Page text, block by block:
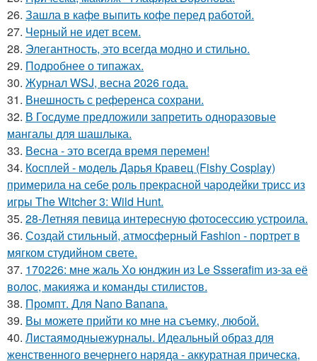
26. Зашла в кафе выпить кофе перед работой.
27. Черный не идет всем.
28. Элегантность, это всегда модно и стильно.
29. Подробнее о типажах.
30. Журнал WSJ, весна 2026 года.
31. Внешность с референса сохрани.
32. В Госдуме предложили запретить одноразовые
мангалы для шашлыка.
33. Весна - это всегда время перемен!
34. Косплей - модель Дарья Кравец (Fishy Cosplay)
примерила на себе роль прекрасной чародейки трисс из
игры The Witcher 3: Wild Hunt.
35. 28-Летняя певица интересную фотосессию устроила.
36. Создай стильный, атмосферный Fashion - портрет в
мягком студийном свете.
37. 170226: мне жаль Хо юнджин из Le Ssserafim из-за её
волос, макияжа и команды стилистов.
38. Промпт. Для Nano Banana.
39. Вы можете прийти ко мне на съемку, любой.
40. Листаямодныежурналы. Идеальный образ для
женственного вечернего наряда - аккуратная прическа,